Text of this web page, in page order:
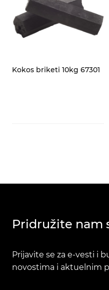
Kokos briketi 10kg 67301
Pridružite nam
Prijavite se za e-vesti i
novostima i aktuelnim